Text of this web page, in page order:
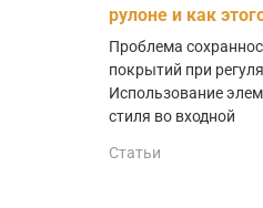
рулоне и как
Проблема
покрытий при
Использование
стиля во входной
Статьи